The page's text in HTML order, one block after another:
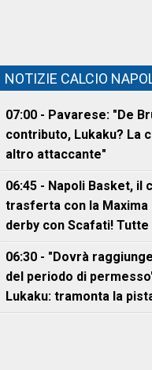
NOTIZIE CALCIO
07:00 - Pavarese: "De
contributo, Lukaku? La
altro attaccante"
06:45 - Napoli Basket, il
trasferta con la Maxima
derby con Scafati! Tutte
06:30 - "Dovrà
del periodo di
Lukaku: tramonta la